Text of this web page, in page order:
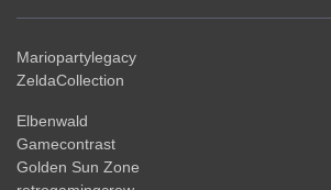
Mariopartylegacy
ZeldaCollection
Elbenwald
Gamecontrast
Golden Sun Zone